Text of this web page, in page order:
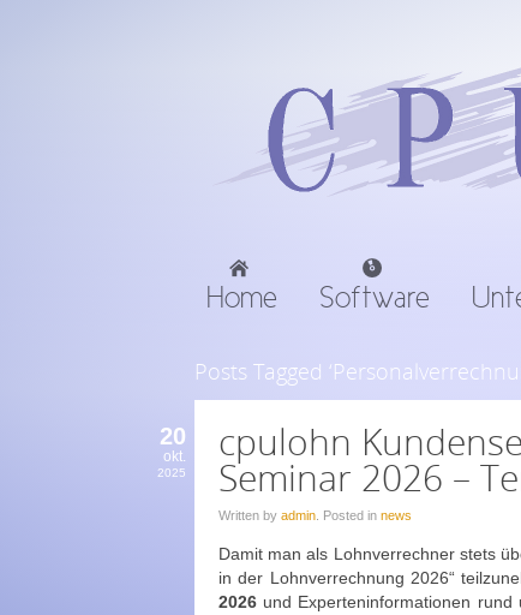
Home Software
Posts Tagged
20
okt.
2025
cpulohn
Seminar 2026 –
Written by admin . Posted in news
Damit man als Lohnverrechner stets
in der Lohnverrechnung 2026“
2026 und Experteninformationen